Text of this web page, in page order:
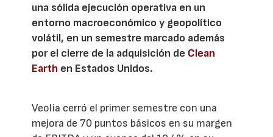
una sólida ejecución operativa en un
entorno macroeconómico y geopolítico
volátil, en un semestre marcado además
por el cierre de la adquisición de Clean
Earth en Estados Unidos.
Veolia cerró el primer semestre con una
mejora de 70 puntos básicos en su margen